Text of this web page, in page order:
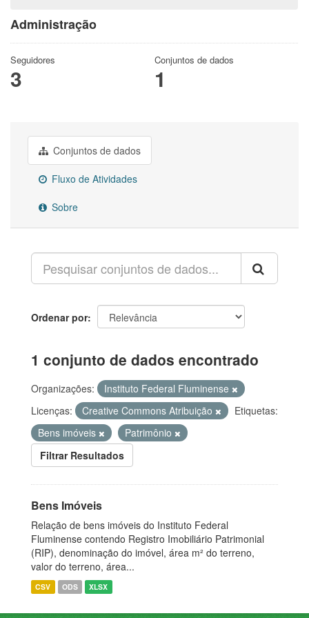
Administração
Seguidores
3
Conjuntos de dados
1
Conjuntos de dados
Fluxo de Atividades
Sobre
Ordenar por
1 conjunto de dados encontrado
Organizações:
Instituto Federal Fluminense
Licenças:
Creative Commons Atribuição
Etiquetas:
Bens imóveis
Patrimônio
Filtrar Resultados
Bens Imóveis
Relação de bens imóveis do Instituto Federal
Fluminense contendo Registro Imobiliário Patrimonial
(RIP), denominação do imóvel, área m² do terreno,
valor do terreno, área...
CSV ODS XLSX